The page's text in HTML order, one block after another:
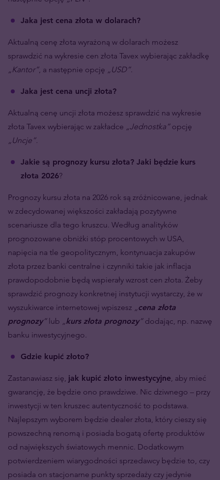
Jaka jest cena złota w dolarach?
Aktualną cenę złota wyrażoną w dolarach możesz
sprawdzić na wykresie cen złota Tavex wybierając zakładkę
„Kantor”, a następnie opcję „USD”.
Jaka jest cena uncji złota?
Aktualną cenę uncji złota możesz sprawdzić na wykresie
złota Tavex wybierając w zakładce „Jednostka”opcję
„Uncje”.
Jakie są prognozy kursu złota? Jaki będzie kurs
złota 2026?
Prognozy kursu złota na 2026 rok są zróżnicowane, jednak
w zdecydowanej większości zakładają pozytywne
scenariusze dla tego kruszcu. Według analityków
prognozowane obniżki stóp procentowych w USA,
napięcia na tle geopolitycznym, kontynuacja zakupów
złota przez banki centralne i czynniki takie jak inflacja
prawdopodobnie będą wspierały wzrost cen złota. Żeby
sprawdzić prognozy konkretnej instytucji wystarczy, że w
wyszukiwarce internetowej wpiszesz „cena złota
prognozy”lub „kurs złota prognozy” dodając, np. nazwę
banku inwestycyjnego.
Gdzie kupić złoto?
Zastanawiasz się, jak kupić złoto inwestycyjne, aby mieć
gwarancję, że będzie ono prawdziwe. Nic dziwnego – przy
inwestycji w ten kruszec autentyczność to podstawa.
Najlepszym wyborem będzie dealer złota, który cieszy się
powszechną renomą i posiada bogatą ofertę produktów
od największych światowych mennic. Dodatkowym
potwierdzeniem wiarygodności sprzedawcy będzie to, czy
posiada on stacjonarne punkty sprzedaży czy jedynie